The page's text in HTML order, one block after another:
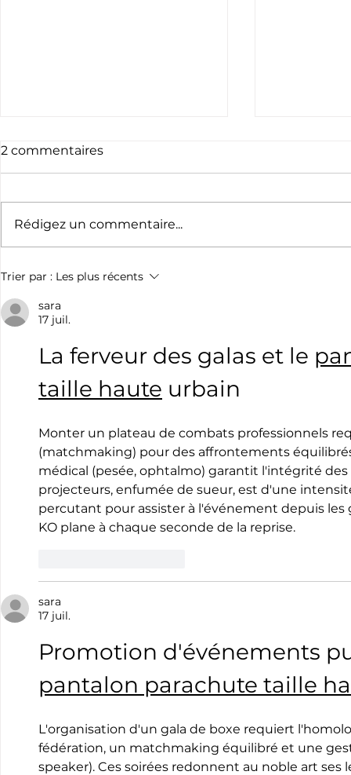
Boxe : Une page de plus
pour Marie-Pierre Barthe-
Sadran
2 commentaires
Rédigez un commentaire...
Trier par : Les plus récents
sara
17 juil.
La ferveur des galas et le
taille haute urbain
Monter un plateau de combats professionnels
(matchmaking) pour des affrontements
médical (pesée, ophtalmo) garantit l'intégrité
projecteurs, enfumée de sueur, est d'une
percutant pour assister à l'événement depuis les
KO plane à chaque seconde de la reprise.
sara
17 juil.
Promotion d'événements
pantalon parachute taille
L'organisation d'un gala de boxe requiert
fédération, un matchmaking équilibré et une
speaker). Ces soirées redonnent au noble art